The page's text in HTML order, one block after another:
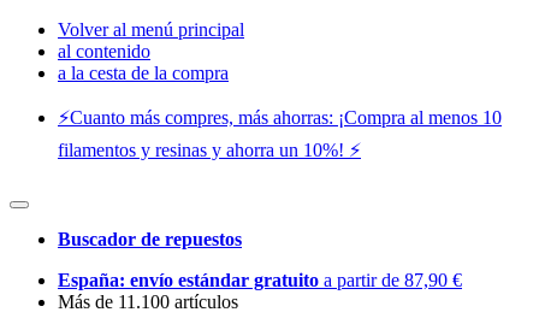
Volver al menú principal
al contenido
a la cesta de la compra
⚡️Cuanto más compres, más ahorras: ¡Compra al menos 10
filamentos y resinas y ahorra un 10%! ⚡️
Buscador de repuestos
España: envío estándar gratuito a partir de 87,90 €
Más de 11.100 artículos